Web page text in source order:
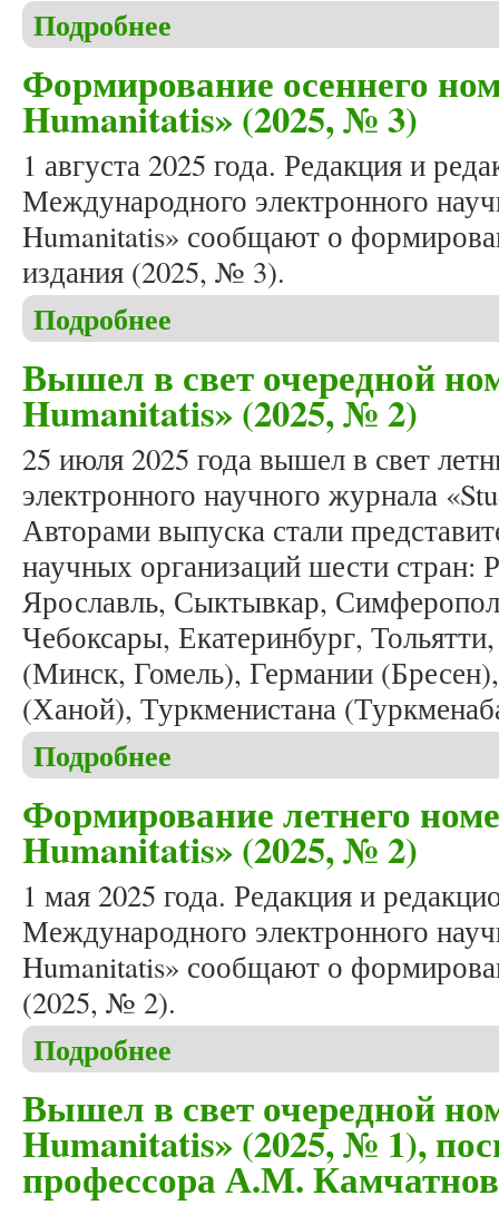
Подробнее
Формирование осеннего
Humanitatis» (2025, № 3)
1 августа 2025 года. Редакция и
Международного электронного
Humanitatis» сообщают о
издания (2025, № 3).
Подробнее
Вышел в свет очередной
Humanitatis» (2025, № 2)
25 июля 2025 года вышел в свет
электронного научного журнала
Авторами выпуска стали
научных организаций шести
Ярославль, Сыктывкар,
Чебоксары, Екатеринбург,
(Минск, Гомель), Германии
(Ханой), Туркменистана
Подробнее
Формирование летнего
Humanitatis» (2025, № 2)
1 мая 2025 года. Редакция и
Международного электронного
Humanitatis» сообщают о
(2025, № 2).
Подробнее
Вышел в свет очередной
Humanitatis» (2025, № 1),
профессора А.М.